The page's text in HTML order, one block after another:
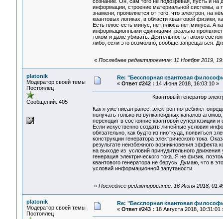
информации, строение материальной системы, а
знамени, проявляется от того, что электрон, на
квантовых логиках, в области квантовой
Есть плюс-есть минус, нет плюса-нет минуса. А
информационными единицами, реально
током и даже убивать. Деятельность такого
либо, если это возможно, вообще запрещаться.
« Последнее редактирование: 11 Ноября 2019,
platonik
Модератор своей темы
Постоялец
Сообщений: 405
Re: "Бесспорная квантовая
« Ответ #242 : 14 Июня 2018, 16:03:10 »
Квантовый генератор
Как я уже писал ранее, электрон потребляет
получать только из вулканоидных каналов
переходит в состояние квантовой суперпозиции
Если искуственно создать линейные условия
обязательно, как будто из ниоткуда, появиться
конструкции генератора электрического тока.
результате неизбежного возникновения эффекта
на выходе из условий принудительного
генерация электрического тока. Я не физик,
квантового генератора не берусь. Думаю, что в
условий информационной запутаности.
« Последнее редактирование: 16 Июня 2018,
platonik
Модератор своей темы
Постоялец
Re: "Бесспорная квантовая
« Ответ #243 : 18 Августа 2018, 10:31:01